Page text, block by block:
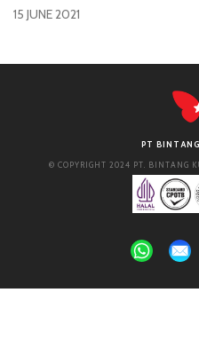
15 JUNE 2021
PT
© COPYRIGHT 2024 PT. BINTANG